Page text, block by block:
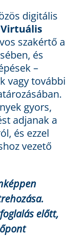
digitális
Virtuális
szakértő a
és
–
vagy további
gyors,
adjanak a
és ezzel
vezető
előtt,